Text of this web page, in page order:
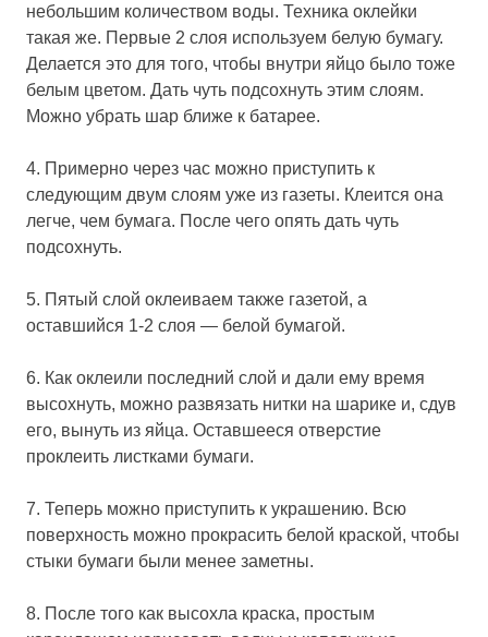
небольшим количеством воды. Техника оклейки
такая же. Первые 2 слоя используем белую бумагу.
Делается это для того, чтобы внутри яйцо было тоже
белым цветом. Дать чуть подсохнуть этим слоям.
Можно убрать шар ближе к батарее.
4. Примерно через час можно приступить к
следующим двум слоям уже из газеты. Клеится она
легче, чем бумага. После чего опять дать чуть
подсохнуть.
5. Пятый слой оклеиваем также газетой, а
оставшийся 1-2 слоя — белой бумагой.
6. Как оклеили последний слой и дали ему время
высохнуть, можно развязать нитки на шарике и, сдув
его, вынуть из яйца. Оставшееся отверстие
проклеить листками бумаги.
7. Теперь можно приступить к украшению. Всю
поверхность можно прокрасить белой краской, чтобы
стыки бумаги были менее заметны.
8. После того как высохла краска, простым